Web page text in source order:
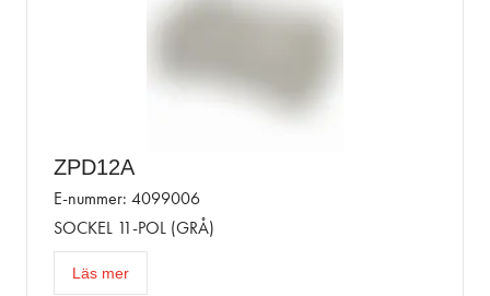
ZPD12A
E-nummer: 4099006
SOCKEL 11-POL (GRÅ)
Läs mer